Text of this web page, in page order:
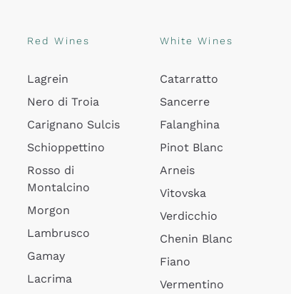
Red Wines
Lagrein
Nero di Troia
Carignano Sulcis
Schioppettino
Rosso di
Montalcino
Morgon
Lambrusco
Gamay
Lacrima
White Wines
Catarratto
Sancerre
Falanghina
Pinot Blanc
Arneis
Vitovska
Verdicchio
Chenin Blanc
Fiano
Vermentino